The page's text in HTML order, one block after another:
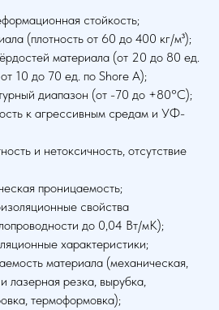
стойкость;
(плотность от 60 до 400 кг/м³);
материала (от 20 до 80 ед.
10 до 70 ед. по Shore А);
диапазон (от -70 до +80°C);
к агрессивным средам и УФ-
и нетоксичность, отсутствие
проницаемость;
свойства
до 0,04 Вт/мК);
характеристики;
материала (механическая,
лазерная резка, вырубка,
термоформовка);